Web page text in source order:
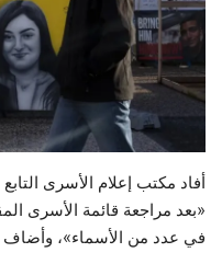
حياة
أفاد مكتب إعلام الأسرى
«بعد مراجعة قائمة الأسرى
في عدد من الأسماء»، وأضاف